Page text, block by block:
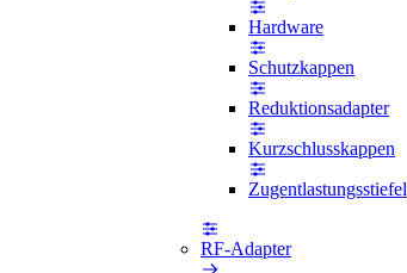
Hardware
Schutzkappen
Reduktionsadapter
Kurzschlusskappen
Zugentlastungsstiefel
RF-Adapter